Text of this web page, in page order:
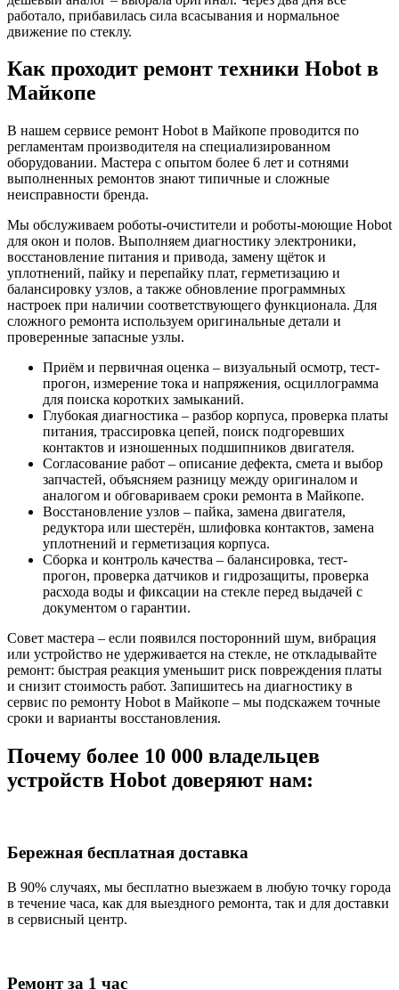
работало, прибавилась сила всасывания и нормальное
движение по стеклу.
Как проходит ремонт техники Hobot в
Майкопе
В нашем сервисе ремонт Hobot в Майкопе проводится по
регламентам производителя на специализированном
оборудовании. Мастера с опытом более 6 лет и сотнями
выполненных ремонтов знают типичные и сложные
неисправности бренда.
Мы обслуживаем роботы-очистители и роботы-моющие Hobot
для окон и полов. Выполняем диагностику электроники,
восстановление питания и привода, замену щёток и
уплотнений, пайку и перепайку плат, герметизацию и
балансировку узлов, а также обновление программных
настроек при наличии соответствующего функционала. Для
сложного ремонта используем оригинальные детали и
проверенные запасные узлы.
Приём и первичная оценка – визуальный осмотр, тест-
прогон, измерение тока и напряжения, осциллограмма
для поиска коротких замыканий.
Глубокая диагностика – разбор корпуса, проверка платы
питания, трассировка цепей, поиск подгоревших
контактов и изношенных подшипников двигателя.
Согласование работ – описание дефекта, смета и выбор
запчастей, объясняем разницу между оригиналом и
аналогом и обговариваем сроки ремонта в Майкопе.
Восстановление узлов – пайка, замена двигателя,
редуктора или шестерён, шлифовка контактов, замена
уплотнений и герметизация корпуса.
Сборка и контроль качества – балансировка, тест-
прогон, проверка датчиков и гидрозащиты, проверка
расхода воды и фиксации на стекле перед выдачей с
документом о гарантии.
Совет мастера – если появился посторонний шум, вибрация
или устройство не удерживается на стекле, не откладывайте
ремонт: быстрая реакция уменьшит риск повреждения платы
и снизит стоимость работ. Запишитесь на диагностику в
сервис по ремонту Hobot в Майкопе – мы подскажем точные
сроки и варианты восстановления.
Почему более 10 000 владельцев
устройств Hobot доверяют нам:
Бережная бесплатная доставка
В 90% случаях, мы бесплатно выезжаем в любую точку города
в течение часа, как для выездного ремонта, так и для доставки
в сервисный центр.
Ремонт за 1 час